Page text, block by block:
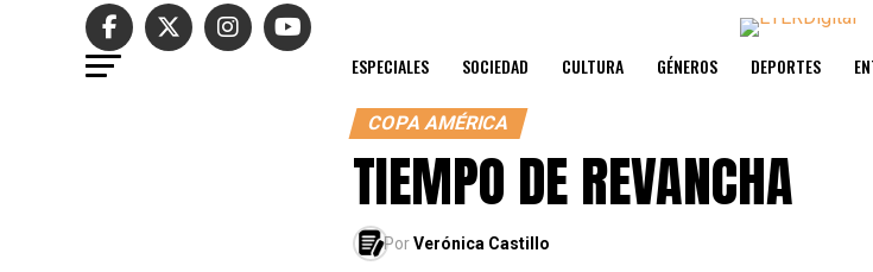
ESPECIALES SOCIEDAD CULTURA GÉNEROS DEPORTES
COPA AMÉRICA
TIEMPO DE REVANCHA
PorVerónica Castillo